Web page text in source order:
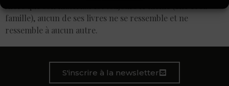
famille), aucun de ses livres ne se ressemble et ne
ressemble à aucun autre.
S'inscrire à la newsletter